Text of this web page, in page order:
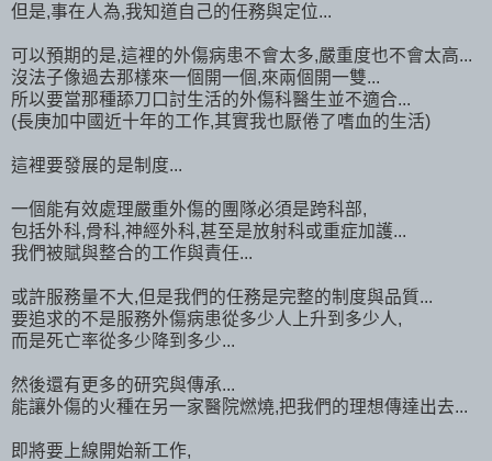
但是,事在人為,我知道自己的任務與定位...
可以預期的是,這裡的外傷病患不會太多,嚴重度也不會太高...
沒法子像過去那樣來一個開一個,來兩個開一雙...
所以要當那種舔刀口討生活的外傷科醫生並不適合...
(長庚加中國近十年的工作,其實我也厭倦了嗜血的生活)
這裡要發展的是制度...
一個能有效處理嚴重外傷的團隊必須是跨科部,
包括外科,骨科,神經外科,甚至是放射科或重症加護...
我們被賦與整合的工作與責任...
或許服務量不大,但是我們的任務是完整的制度與品質...
要追求的不是服務外傷病患從多少人上升到多少人,
而是死亡率從多少降到多少...
然後還有更多的研究與傳承...
能讓外傷的火種在另一家醫院燃燒,把我們的理想傳達出去...
即將要上線開始新工作,